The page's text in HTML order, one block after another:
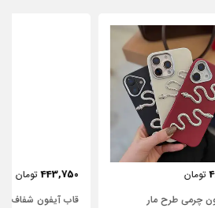
قاب آیفون شفاف با پاپیون سفید و